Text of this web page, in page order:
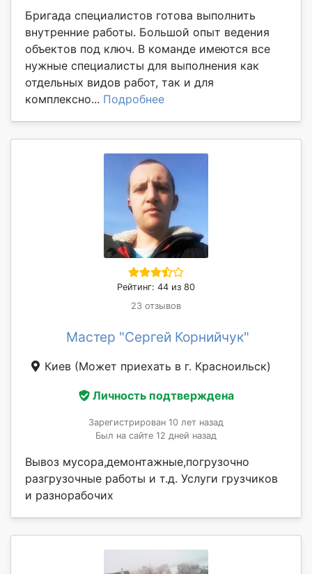
Бригада специалистов готова выполнить
внутренние работы. Большой опыт ведения
объектов под ключ. В команде имеются все
нужные специалисты для выполнения как
отдельных видов работ, так и для
комплексно... Подробнее
Рейтинг: 44 из 80
23 отзывов
Мастер "Сергей Корнийчук"
Киев (Может приехать в г. Красноильск)
Личность подтверждена
Зарегистрирован 10 лет назад
Был на сайте 12 дней назад
Вывоз мусора,демонтажные,погрузочно
разгрузочные работы и т.д. Услуги грузчиков
и разнорабочих